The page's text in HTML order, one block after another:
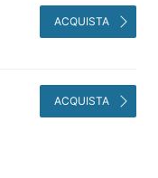
ACQUISTA
ACQUISTA